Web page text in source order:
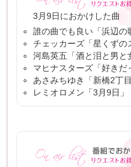
3月9日におかけした曲
誰の曲でも良い「浜辺の
チェッカーズ「星くずの
河島英五「酒と泪と男
マヒナスターズ「好きだ
あさみちゆき「新橋2丁
レミオロメン「3月9日」